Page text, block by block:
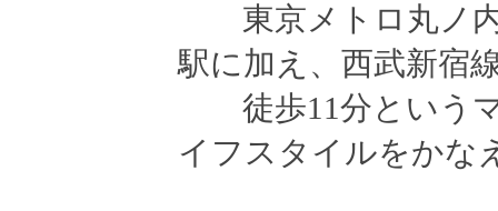
東京メトロ丸ノ内
駅に加え、西武新宿
徒歩11分というマ
イフスタイルをかな